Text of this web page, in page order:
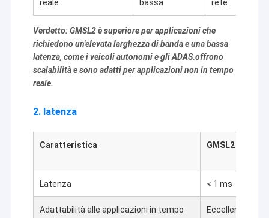
2MP Camera Module
5MP Camera Module
8MP Camera Module
13MP Camera Module
Modulo della fotocamera Lenti
Modulo della macchina fotografica del lampone pi
reale bassa rete
Verdetto: GMSL2 è superiore per applicazioni che
richiedono un'elevata larghezza di banda e una bassa
latenza, come i veicoli autonomi e gli ADAS.offrono
scalabilità e sono adatti per applicazioni non in tempo
reale.
2. latenza
Caratteristica GMSL2
Latenza < 1 ms
Adattabilità alle applicazioni in tempo
Eccellente.